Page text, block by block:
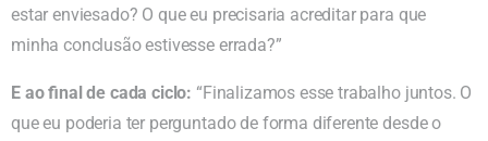
estar enviesado? O que eu precisaria acreditar para que
minha conclusão estivesse errada?”
E ao final de cada ciclo: “Finalizamos esse trabalho juntos. O
que eu poderia ter perguntado de forma diferente desde o